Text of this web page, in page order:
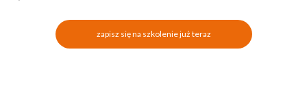
zapisz się na szkolenie już teraz